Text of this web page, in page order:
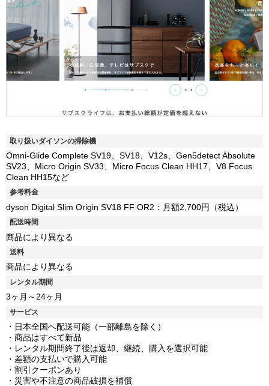
取り扱いダイソンの掃除機
Omni-Glide Complete SV19、SV18、V12s、Gen5detect Absolute
SV23、Micro Origin SV33、Micro Focus Clean HH17、V8 Focus
Clean HH15など
参考料金
dyson Digital Slim Origin SV18 FF OR2：月額2,700円（税込）
配送時間
商品により異なる
送料
商品により異なる
レンタル期間
3ヶ月～24ヶ月
サービス
・日本全国へ配送可能（一部離島を除く）
・商品はすべて新品
・レンタル期間終了後は返却、継続、購入を選択可能
・差額の支払いで購入可能
・割引クーポンあり
・災害や不注意の商品破損を補償